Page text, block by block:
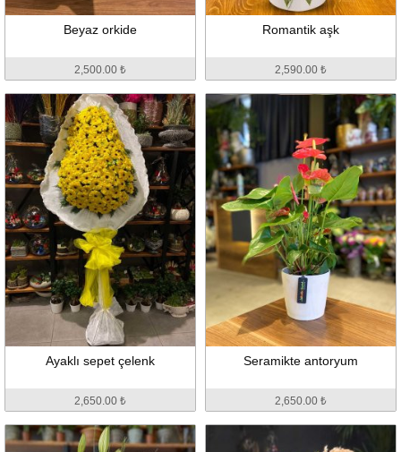
Beyaz orkide
2,500.00 ₺
Romantik aşk
2,590.00 ₺
Ayaklı sepet çelenk
2,650.00 ₺
Seramikte antoryum
2,650.00 ₺